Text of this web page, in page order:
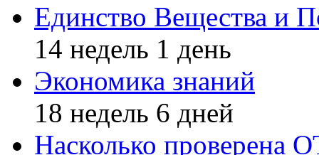
Единство Вещества и
14 недель 1 день
Экономика знаний
18 недель 6 дней
Насколько проверена